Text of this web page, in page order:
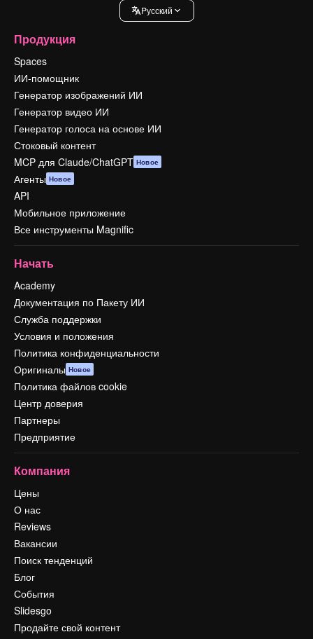
Pусский
Продукция
Spaces
ИИ-помощник
Генератор изображений ИИ
Генератор видео ИИ
Генератор голоса на основе ИИ
Стоковый контент
MCP для Claude/ChatGPT Новое
Агенты Новое
API
Мобильное приложение
Все инструменты Magnific
Начать
Academy
Документация по Пакету ИИ
Служба поддержки
Условия и положения
Политика конфиденциальности
Оригиналы Новое
Политика файлов cookie
Центр доверия
Партнеры
Предприятие
Компания
Цены
О нас
Reviews
Вакансии
Поиск тенденций
Блог
События
Slidesgo
Продайте свой контент